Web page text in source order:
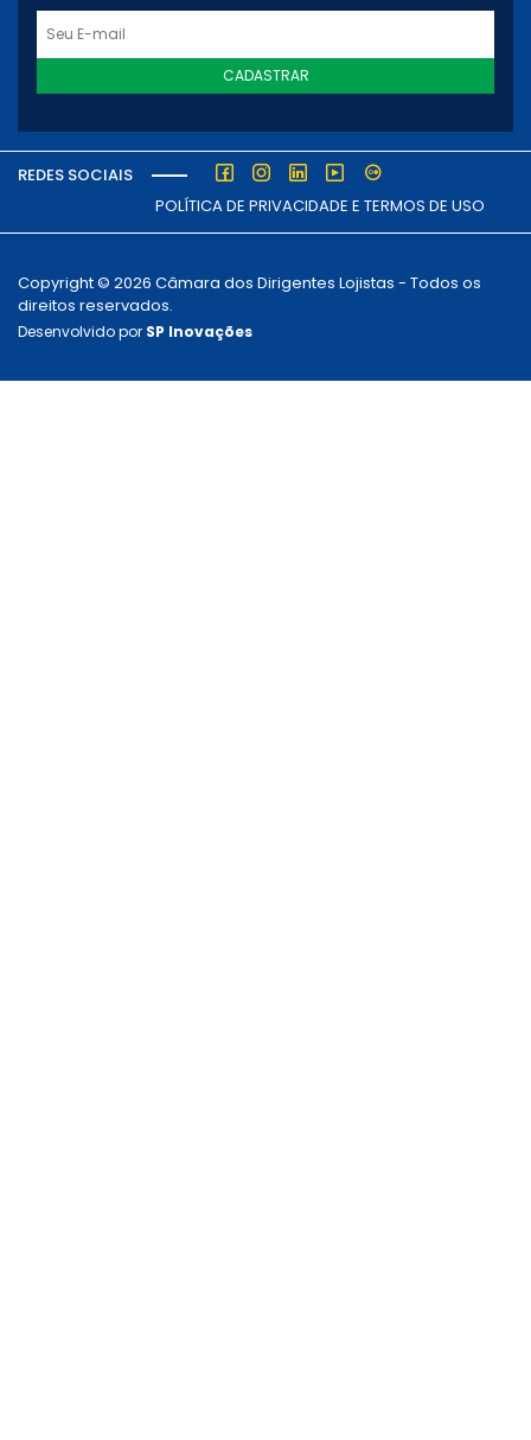
CADASTRAR
REDES SOCIAIS
POLÍTICA DE PRIVACIDADE E TERMOS DE USO
Copyright © 2026 Câmara dos Dirigentes Lojistas - Todos os
direitos reservados.
Desenvolvido por SP Inovações